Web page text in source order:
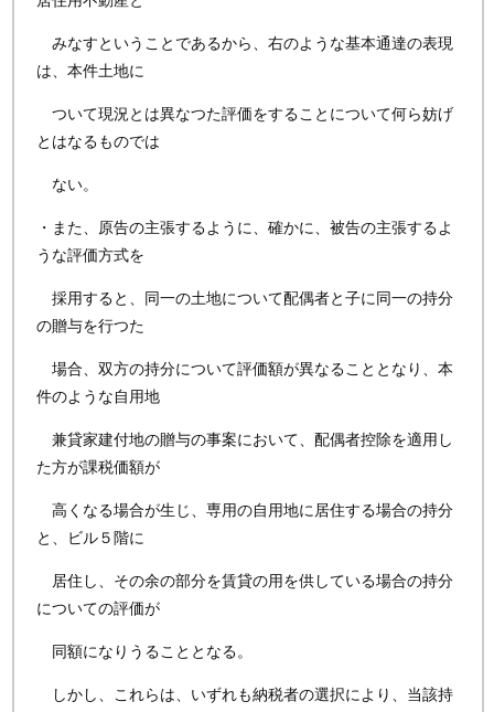
みなすということであるから、右のような基本通達の表現
は、本件土地に
ついて現況とは異なつた評価をすることについて何ら妨げ
とはなるものでは
ない。
・また、原告の主張するように、確かに、被告の主張するよ
うな評価方式を
採用すると、同一の土地について配偶者と子に同一の持分
の贈与を行つた
場合、双方の持分について評価額が異なることとなり、本
件のような自用地
兼貸家建付地の贈与の事案において、配偶者控除を適用し
た方が課税価額が
高くなる場合が生じ、専用の自用地に居住する場合の持分
と、ビル５階に
居住し、その余の部分を賃貸の用を供している場合の持分
についての評価が
同額になりうることとなる。
しかし、これらは、いずれも納税者の選択により、当該持